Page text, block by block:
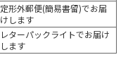
定形外郵便(簡易書留)でお届
けします
レターパックライトでお届け
します